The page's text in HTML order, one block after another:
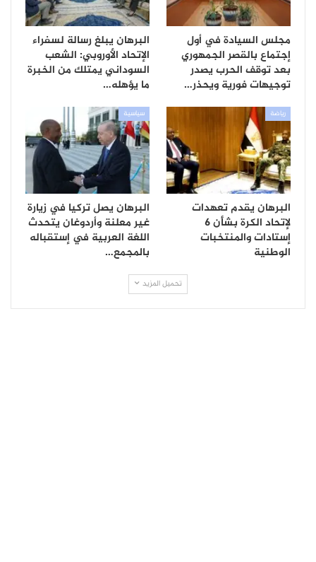
مجلس السيادة في أول
إجتماع بالقصر الجمهوري
بعد توقف الحرب يصدر
توجيهات فورية ويحذر…
البرهان يبلغ رسالة لسفراء
الإتحاد الأوروبي: الشعب
السوداني يمتلك من الخبرة
ما يؤهله…
رياضة
البرهان يقدم تعهدات
لإتحاد الكرة بشأن 6
إستادات والمنتخبات
الوطنية
سياسية
البرهان يصل تركيا في زيارة
غير معلنة وأردوغان يتحدث
اللغة العربية في إستقباله
بالمجمع…
تحميل المزيد